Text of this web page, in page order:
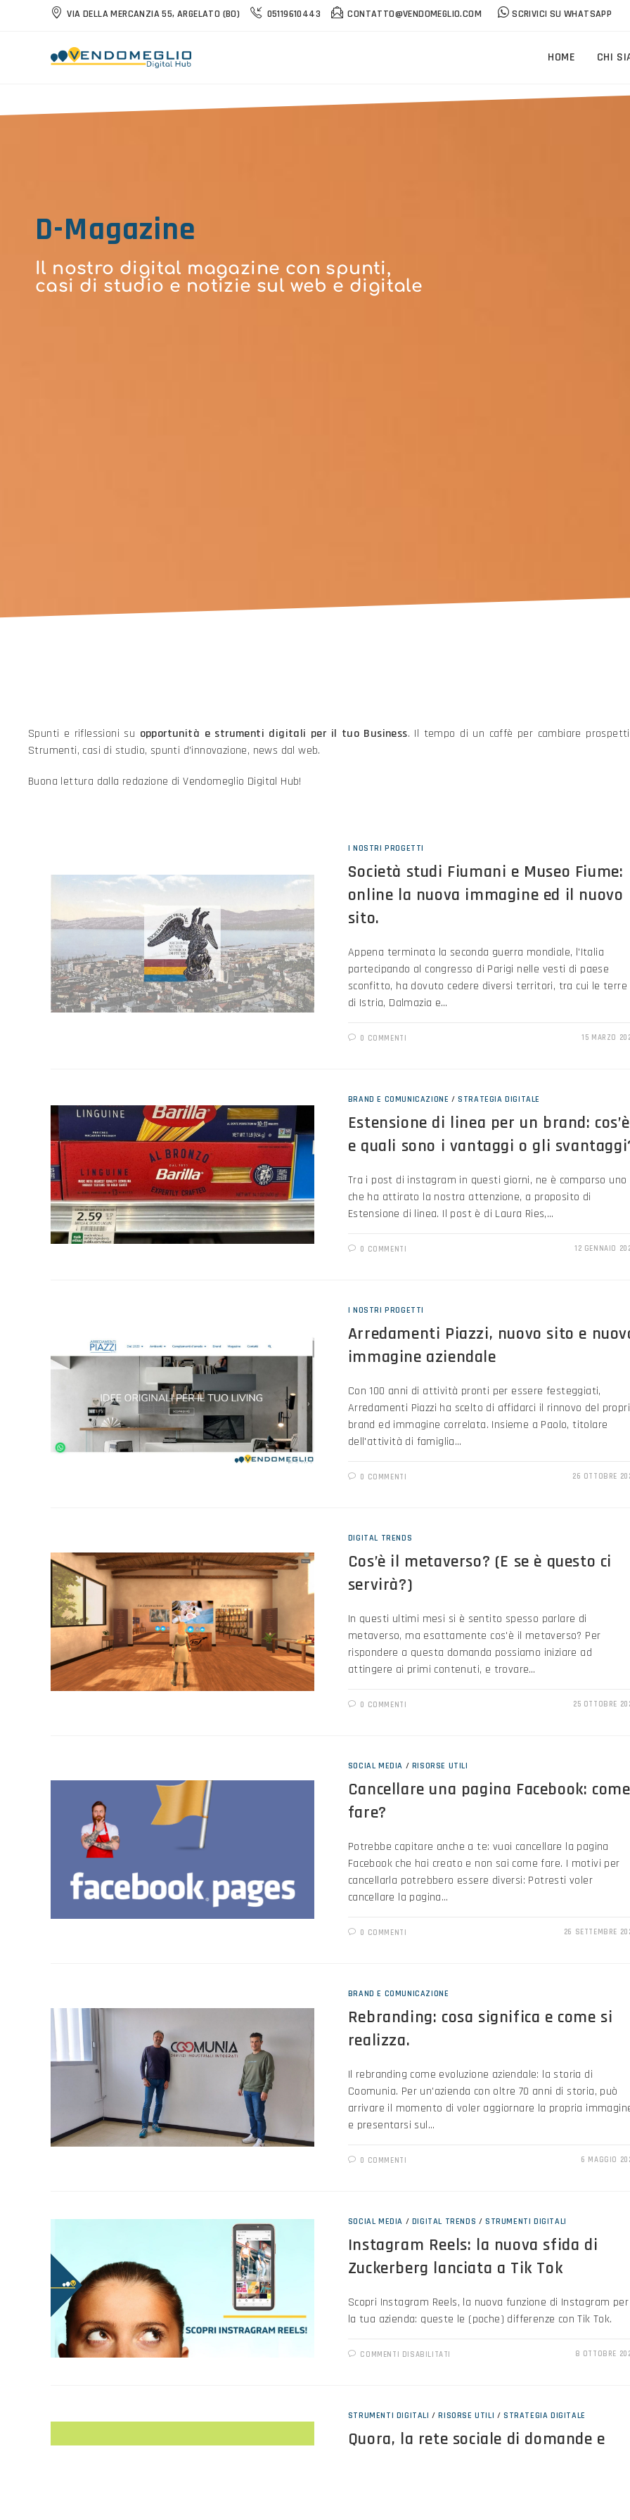
VIA DELLA MERCANZIA 55, ARGELATO (BO) 05119610443 CONTATTO@VENDOMEGLIO.COM SCRIVICI SU WHATSAPP
HOME CHI
D-Magazine
Il nostro digital magazine con spunti,
casi di studio e notizie sul web e digitale
Spunti e riflessioni su opportunità e strumenti digitali per il tuo Business. Il tempo di un caffè per cambiare
Strumenti, casi di studio, spunti d’innovazione, news dal web.
Buona lettura dalla redazione di Vendomeglio Digital Hub!
I NOSTRI PROGETTI
Società studi Fiumani e Museo Fiume:
online la nuova immagine ed il nuovo
sito.
Appena terminata la seconda guerra mondiale, l'Italia
partecipando al congresso di Parigi nelle vesti di paese
sconfitto, ha dovuto cedere diversi territori, tra cui le terre
di Istria, Dalmazia e…
0 COMMENTI 15 MARZO
BRAND E COMUNICAZIONE /STRATEGIA DIGITALE
Estensione di linea per un brand: cos’è
e quali sono i vantaggi o gli
Tra i post di instagram in questi giorni, ne è comparso uno
che ha attirato la nostra attenzione, a proposito di
Estensione di linea. Il post è di Laura Ries,…
0 COMMENTI 12 GENNAIO
I NOSTRI PROGETTI
Arredamenti Piazzi, nuovo sito e
immagine aziendale
Con 100 anni di attività pronti per essere festeggiati,
Arredamenti Piazzi ha scelto di affidarci il rinnovo del
brand ed immagine correlata. Insieme a Paolo, titolare
dell'attività di famiglia…
0 COMMENTI 26 OTTOBRE
DIGITAL TRENDS
Cos’è il metaverso? (E se è questo ci
servirà?)
In questi ultimi mesi si è sentito spesso parlare di
metaverso, ma esattamente cos'è il metaverso? Per
rispondere a questa domanda possiamo iniziare ad
attingere ai primi contenuti, e trovare…
0 COMMENTI 25 OTTOBRE
SOCIAL MEDIA / RISORSE UTILI
Cancellare una pagina Facebook: come
fare?
Potrebbe capitare anche a te: vuoi cancellare la pagina
Facebook che hai creato e non sai come fare. I motivi per
cancellarla potrebbero essere diversi: Potresti voler
cancellare la pagina…
0 COMMENTI 26 SETTEMBRE
BRAND E COMUNICAZIONE
Rebranding: cosa significa e come si
realizza.
Il rebranding come evoluzione aziendale: la storia di
Coomunia. Per un'azienda con oltre 70 anni di storia, può
arrivare il momento di voler aggiornare la propria
e presentarsi sul…
0 COMMENTI 6 MAGGIO
SOCIAL MEDIA / DIGITAL TRENDS /STRUMENTI DIGITALI
Instagram Reels: la nuova sfida di
Zuckerberg lanciata a Tik Tok
Scopri Instagram Reels, la nuova funzione di Instagram per
la tua azienda: queste le (poche) differenze con Tik Tok.
COMMENTI DISABILITATI 8 OTTOBRE
STRUMENTI DIGITALI /RISORSE UTILI /STRATEGIA DIGITALE
Quora, la rete sociale di domande e